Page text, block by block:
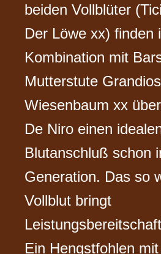
beiden Vollblüter
Der Löwe xx) finden
Kombination mit
Mutterstute
Wiesenbaum xx
De Niro einen
Blutanschluß schon
Generation. Das so
Vollblut bringt
Ein Hengstfohlen